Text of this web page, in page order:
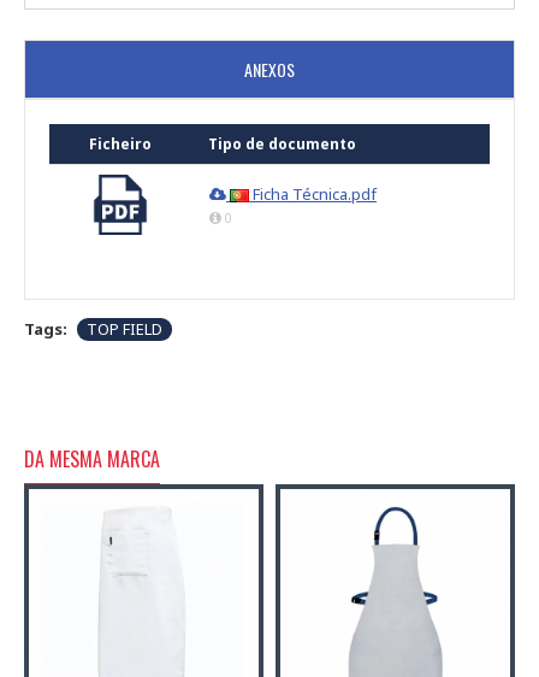
ANEXOS
Ficheiro Tipo de documento
Ficha Técnica.pdf
0
Tags: TOP FIELD
DA MESMA MARCA